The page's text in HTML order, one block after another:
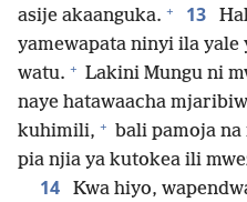
asije akaanguka. + 13
yamewapata ninyi ila yale
watu. + Lakini Mungu ni
naye hatawaacha
kuhimili, + bali pamoja
pia njia ya kutokea ili
14
Kwa hiyo,